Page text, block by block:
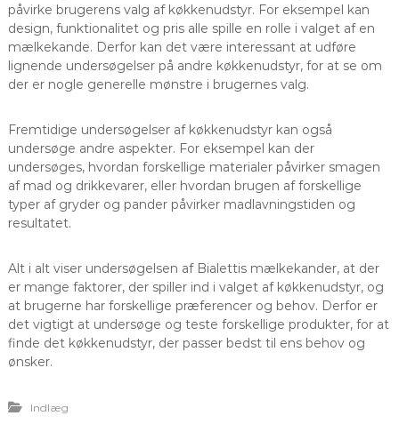
påvirke brugerens valg af køkkenudstyr. For eksempel kan
design, funktionalitet og pris alle spille en rolle i valget af en
mælkekande. Derfor kan det være interessant at udføre
lignende undersøgelser på andre køkkenudstyr, for at se om
der er nogle generelle mønstre i brugernes valg.
Fremtidige undersøgelser af køkkenudstyr kan også
undersøge andre aspekter. For eksempel kan der
undersøges, hvordan forskellige materialer påvirker smagen
af mad og drikkevarer, eller hvordan brugen af forskellige
typer af gryder og pander påvirker madlavningstiden og
resultatet.
Alt i alt viser undersøgelsen af Bialettis mælkekander, at der
er mange faktorer, der spiller ind i valget af køkkenudstyr, og
at brugerne har forskellige præferencer og behov. Derfor er
det vigtigt at undersøge og teste forskellige produkter, for at
finde det køkkenudstyr, der passer bedst til ens behov og
ønsker.
Indlæg